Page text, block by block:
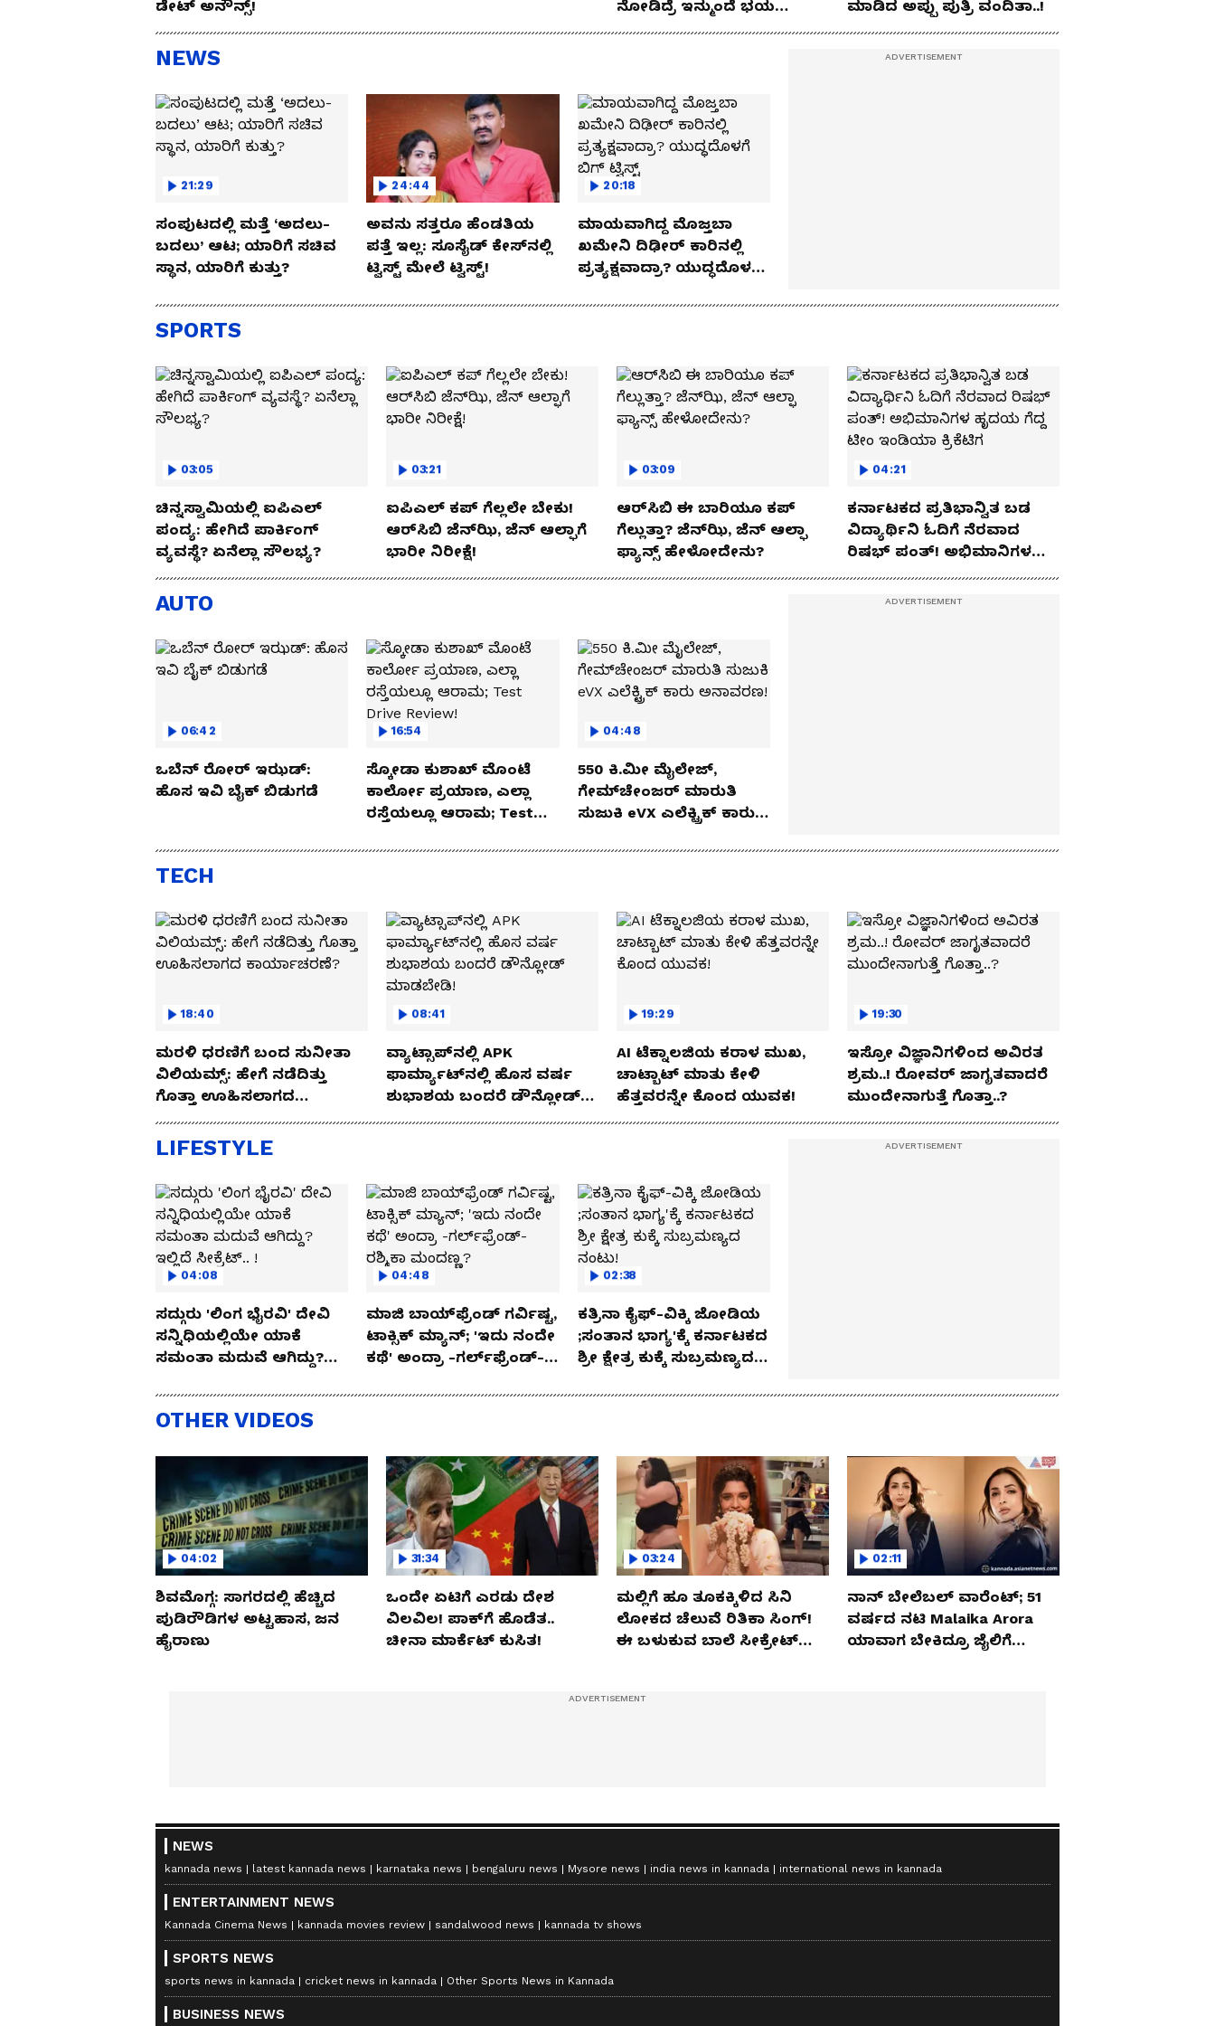
ಹೆಚ್ಚಿನ ಸಿನಿಮಾ ವಿಡಿಯೋ ನೋಡಲು ಕ್ಲಿಕಿಸಿ:
ಡೇಟ್ ಅನೌನ್ಸ್!
ನೋಡಿದ್ರೆ ಇನ್ಮುಂದೆ ಭಯ
ಪಡ್ತೀರಾ ನೀವು!
ಮಾಡಿದ ಅಪ್ಪು ಪುತ್ರಿ ವಂದಿತಾ..!
NEWS
21:29
ಸಂಪುಟದಲ್ಲಿ ಮತ್ತೆ ‘ಅದಲು-
ಬದಲು’ ಆಟ; ಯಾರಿಗೆ ಸಚಿವ
ಸ್ಥಾನ, ಯಾರಿಗೆ ಕುತ್ತು?
24:44
ಅವನು ಸತ್ತರೂ ಹೆಂಡತಿಯ
ಪತ್ತೆ ಇಲ್ಲ: ಸೂಸೈಡ್​​ ಕೇಸ್​​ನಲ್ಲಿ
ಟ್ವಿಸ್ಟ್​ ಮೇಲೆ ಟ್ವಿಸ್ಟ್!
20:18
ಮಾಯವಾಗಿದ್ದ ಮೊಜ್ತಬಾ
ಖಮೇನಿ ದಿಢೀರ್ ಕಾರಿನಲ್ಲಿ
ಪ್ರತ್ಯಕ್ಷವಾದ್ರಾ? ಯುದ್ಧದೊಳಗೆ
SPORTS
03:05
ಚಿನ್ನಸ್ವಾಮಿಯಲ್ಲಿ ಐಪಿಎಲ್‌
ಪಂದ್ಯ: ಹೇಗಿದೆ ಪಾರ್ಕಿಂಗ್
ವ್ಯವಸ್ಥೆ? ಏನೆಲ್ಲಾ ಸೌಲಭ್ಯ?
03:21
ಐಪಿಎಲ್ ಕಪ್‌ ಗೆಲ್ಲಲೇ ಬೇಕು!
ಆರ್‌ಸಿಬಿ ಜೆನ್‌ಝಿ, ಜೆನ್‌ ಆಲ್ಫಾಗೆ
ಭಾರೀ ನಿರೀಕ್ಷೆ!
03:09
ಆರ್‌ಸಿಬಿ ಈ ಬಾರಿಯೂ ಕಪ್‌
ಗೆಲ್ಲುತ್ತಾ? ಜೆನ್‌ಝಿ, ಜೆನ್‌ ಆಲ್ಫಾ
ಫ್ಯಾನ್ಸ್ ಹೇಳೋದೇನು?
04:21
ಕರ್ನಾಟಕದ ಪ್ರತಿಭಾನ್ವಿತ ಬಡ
ವಿದ್ಯಾರ್ಥಿನಿ ಓದಿಗೆ ನೆರವಾದ
ರಿಷಭ್ ಪಂತ್! ಅಭಿಮಾನಿಗಳ
AUTO
06:42
ಒಬೆನ್ ರೋರ್ ಇಝಡ್:
ಹೊಸ ಇವಿ ಬೈಕ್ ಬಿಡುಗಡೆ
16:54
ಸ್ಕೋಡಾ ಕುಶಾಖ್ ಮೊಂಟೆ
ಕಾರ್ಲೋ ಪ್ರಯಾಣ, ಎಲ್ಲಾ
ರಸ್ತೆಯಲ್ಲೂ ಆರಾಮ; Test
04:48
550 ಕಿ.ಮೀ ಮೈಲೇಜ್,
ಗೇಮ್‌ಚೇಂಜರ್ ಮಾರುತಿ
ಸುಜುಕಿ eVX ಎಲೆಕ್ಟ್ರಿಕ್ ಕಾರು
TECH
18:40
ಮರಳಿ ಧರಣಿಗೆ ಬಂದ ಸುನೀತಾ
ವಿಲಿಯಮ್ಸ್: ಹೇಗೆ ನಡೆದಿತ್ತು
ಗೊತ್ತಾ ಊಹಿಸಲಾಗದ
ಕಾರ್ಯಾಚರಣೆ?
08:41
ವ್ಯಾಟ್ಸಾಪ್‌ನಲ್ಲಿ APK
ಫಾರ್ಮ್ಯಾಟ್‌ನಲ್ಲಿ ಹೊಸ ವರ್ಷ
ಶುಭಾಶಯ ಬಂದರೆ ಡೌನ್ಲೋಡ್
ಮಾಡಬೇಡಿ!
19:29
AI ಟೆಕ್ನಾಲಜಿಯ ಕರಾಳ ಮುಖ,
ಚಾಟ್ಬಾಟ್ ಮಾತು ಕೇಳಿ
ಹೆತ್ತವರನ್ನೇ ಕೊಂದ ಯುವಕ!
19:30
ಇಸ್ರೋ ವಿಜ್ಞಾನಿಗಳಿಂದ ಅವಿರತ
ಶ್ರಮ..! ರೋವರ್ ಜಾಗೃತವಾದರೆ
ಮುಂದೇನಾಗುತ್ತೆ ಗೊತ್ತಾ..?
LIFESTYLE
04:08
ಸದ್ಗುರು 'ಲಿಂಗ ಭೈರವಿ' ದೇವಿ
ಸನ್ನಿಧಿಯಲ್ಲಿಯೇ ಯಾಕೆ
ಸಮಂತಾ ಮದುವೆ ಆಗಿದ್ದು?
04:48
ಮಾಜಿ ಬಾಯ್‌ಫ್ರೆಂಡ್ ಗರ್ವಿಷ್ಟ,
ಟಾಕ್ಸಿಕ್ ಮ್ಯಾನ್; 'ಇದು ನಂದೇ
ಕಥೆ' ಅಂದ್ರಾ -ಗರ್ಲ್‌ಫ್ರೆಂಡ್-
02:38
ಕತ್ರಿನಾ ಕೈಫ್-ವಿಕ್ಕಿ ಜೋಡಿಯ
;ಸಂತಾನ ಭಾಗ್ಯ'ಕ್ಕೆ ಕರ್ನಾಟಕದ
ಶ್ರೀ ಕ್ಷೇತ್ರ ಕುಕ್ಕೆ ಸುಬ್ರಮಣ್ಯದ
OTHER VIDEOS
04:02
ಶಿವಮೊಗ್ಗ: ಸಾಗರದಲ್ಲಿ ಹೆಚ್ಚಿದ
ಪುಡಿರೌಡಿಗಳ ಅಟ್ಟಹಾಸ, ಜನ
ಹೈರಾಣು
31:34
ಒಂದೇ ಏಟಿಗೆ ಎರಡು ದೇಶ
ವಿಲವಿಲ! ಪಾಕ್​​ಗೆ ಹೊಡೆತ..
ಚೀನಾ ಮಾರ್ಕೆಟ್​ ಕುಸಿತ!
03:24
ಮಲ್ಲಿಗೆ ಹೂ ತೂಕಕ್ಕಿಳಿದ ಸಿನಿ
ಲೋಕದ ಚೆಲುವೆ ರಿತಿಕಾ ಸಿಂಗ್!‌
ಈ ಬಳುಕುವ ಬಾಲೆ ಸೀಕ್ರೇಟ್‌
02:11
ನಾನ್ ಬೇಲೆಬಲ್ ವಾರೆಂಟ್; 51
ವರ್ಷದ ನಟಿ Malaika Arora
ಯಾವಾಗ ಬೇಕಿದ್ರೂ ಜೈಲಿಗೆ
NEWS
kannada news latest kannada news karnataka news bengaluru news Mysore news india news in kannada international news in kannada
ENTERTAINMENT NEWS
Kannada Cinema News kannada movies review sandalwood news kannada tv shows
SPORTS NEWS
sports news in kannada cricket news in kannada Other Sports News in Kannada
BUSINESS NEWS